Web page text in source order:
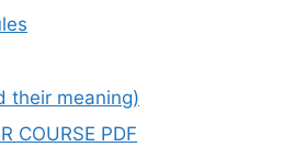
their meaning)
COURSE PDF